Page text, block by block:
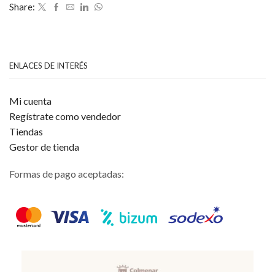
5
Share:
ENLACES DE INTERÉS
Mi cuenta
Regístrate como vendedor
Tiendas
Gestor de tienda
Formas de pago aceptadas: